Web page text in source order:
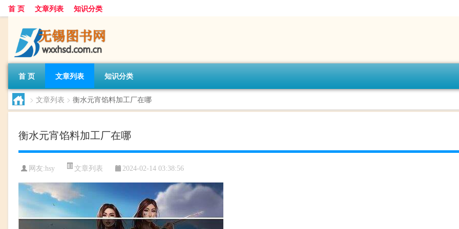
首 页 文章列表 知识分类
首 页 文章列表 知识分类
> 文章列表 > 衡水元宵馅料加工厂在哪
衡水元宵馅料加工厂在哪
网友:hsy 文章列表 2024-02-14 03:38:56